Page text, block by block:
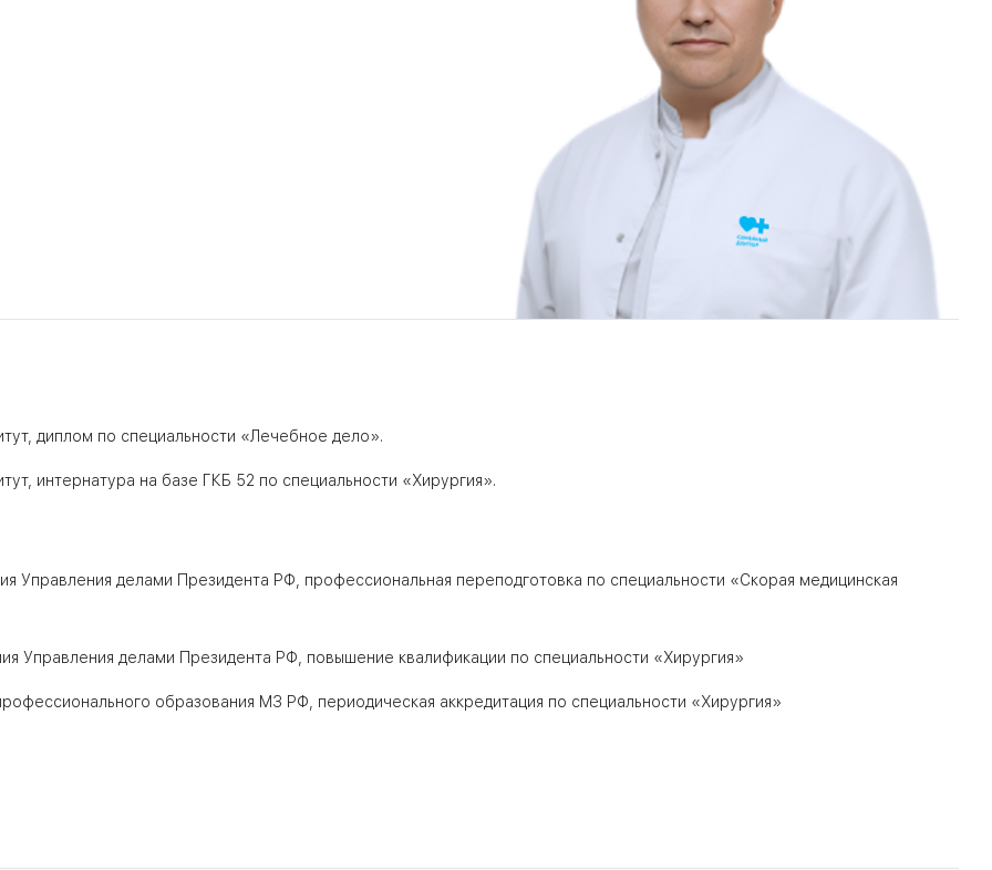
диплом по специальности «Лечебное дело».
интернатура на базе ГКБ 52 по специальности «Хирургия».
Управления делами Президента РФ, профессиональная переподготовка по специальности «Скорая медицинская
Управления делами Президента РФ, повышение квалификации по специальности «Хирургия»
образования МЗ РФ, периодическая аккредитация по специальности «Хирургия»